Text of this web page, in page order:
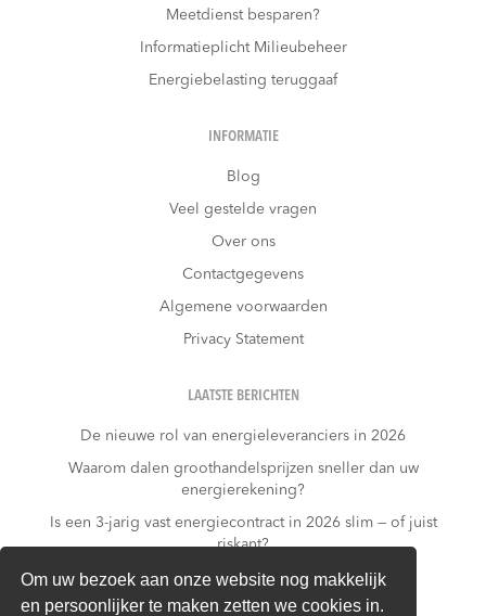
Om uw bezoek aan onze website nog makkelijk
en persoonlijker te maken zetten we cookies in.
Meetdienst besparen?
Informatieplicht Milieubeheer
Energiebelasting teruggaaf
INFORMATIE
Blog
Veel gestelde vragen
Over ons
Contactgegevens
Algemene voorwaarden
Privacy Statement
LAATSTE BERICHTEN
De nieuwe rol van energieleveranciers in 2026
Waarom dalen groothandelsprijzen sneller dan uw
energierekening?
Is een 3-jarig vast energiecontract in 2026 slim — of juist
riskant?
Wat kost niets doen?
Warmtepomp + dynamisch contract: gouden